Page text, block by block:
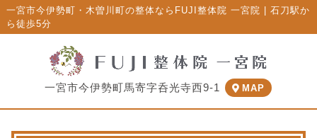
一宮市今伊勢町・木曽川町の整体ならFUJI整体院 一宮院 | 石刀駅か
ら徒歩5分
一宮市今伊勢町馬寄字呑光寺西9-1 MAP